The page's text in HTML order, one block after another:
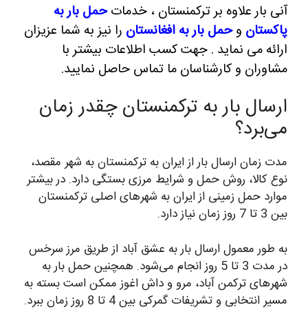
آنی بار علاوه بر ترکمنستان ، خدماتحمل بار به
پاکستان وحمل بار به افغانستان را نیز به شما عزیزان
ارائه می نماید . جهت کسب اطلاعات بیشتر با
مشاوران و کارشناسان ما تماس حاصل نمایید.
ارسال بار به ترکمنستان چقدر زمان
می‌برد؟
مدت زمان ارسال بار از ایران به ترکمنستان به شهر مقصد،
نوع کالا، روش حمل و شرایط مرزی بستگی دارد. در بیشتر
موارد حمل زمینی از ایران به شهرهای اصلی ترکمنستان
بین 3 تا 7 روز زمان نیاز دارد.
به طور معمول ارسال بار به عشق آباد از طریق مرز سرخس
در مدت 3 تا 5 روز انجام می‌شود. همچنین حمل بار به
شهرهای ترکمن آباد، مرو و داش اغوز ممکن است بسته به
مسیر انتخابی و تشریفات گمرکی بین 4 تا 8 روز زمان ببرد.